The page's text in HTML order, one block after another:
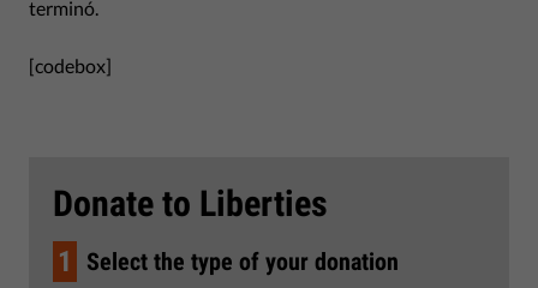
terminó.
[codebox]
Donate to Liberties
1 Select the type of your donation